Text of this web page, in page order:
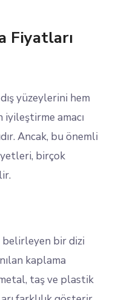
Fiyatları
yüzeylerini hem
iyileştirme amacı
Ancak, bu önemli
birçok
belirleyen bir dizi
kaplama
taş ve plastik